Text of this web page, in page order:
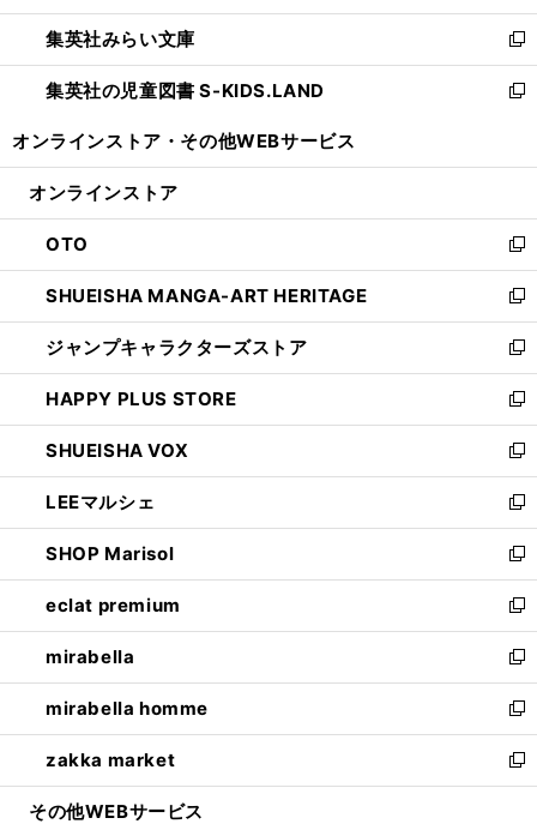
開
く
ウ
で
開
く
ン
ド
ウ
で
ウ
ィ
ン
ド
開
集英社みらい文庫
新
し
い
ン
ウ
で
開
く
集英社の児童図書 S-KIDS.LAND
新
ウ
ン
ド
ウ
で
開
く
オンラインストア・ その他WEBサービス
オンラインストア
OTO
新
し
い
ウ
ィ
ン
ド
ウ
で
開
く
SHUEISHA MANGA-ART HERITAGE
新
し
い
ウ
ィ
ン
ド
ウ
で
開
く
ジャンプキャラクターズストア
新
し
い
ウ
ィ
ン
ド
ウ
で
開
く
HAPPY PLUS STORE
新
し
い
ウ
ィ
ン
ド
ウ
で
開
く
SHUEISHA VOX
新
し
い
ウ
ィ
ン
ド
ウ
で
開
く
LEEマルシェ
新
し
い
ウ
ィ
ン
ド
ウ
で
開
く
SHOP Marisol
新
し
い
ウ
ィ
ン
ド
ウ
で
開
eclat premium
新
し
い
ウ
ィ
ン
ド
ウ
mirabella
新
し
い
ウ
ィ
ン
mirabella homme
新
し
い
ウ
zakka market
新
し
その他WEBサービス